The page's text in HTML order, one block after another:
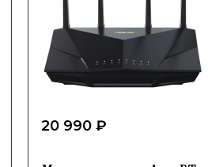
20 990 ₽